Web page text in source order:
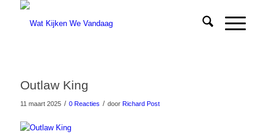
Outlaw King
11 maart 2025 / 0 Reacties / door Richard Post